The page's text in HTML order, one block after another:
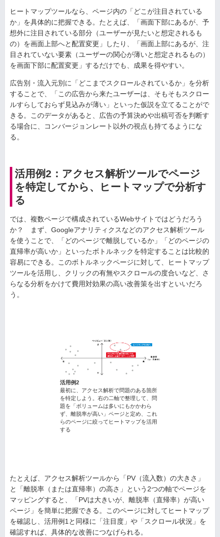
ヒートマップツールなら、ページ内の「どこが注目されている
か」を具体的に把握できる。たとえば、「画面下部にあるが、予
想外に注目されている部分（ユーザーが見たいと想定されるも
の）を画面上部へと配置変更」したり、「画面上部にあるが、注
目されていない要素（ユーザーの関心が薄いと想定されるもの）
を画面下部に配置変更」するだけでも、成果を得やすい。
広告別・流入元別に「どこまでスクロールされているか」を分析
することで、「この広告から来たユーザーは、そもそもスクロー
ルすらしておらず見込みが薄い」といった仮説を立てることがで
きる。このデータがあると、広告の予算決めや出稿可否を判断す
る場合に、コンバージョンレート以外の視点も持てるようにな
る。
活用例2：アクセス解析ツールでページ
を特定してから、ヒートマップで分析す
る
では、複数ページで構成されているWebサイトではどうだろう
か？ まず、Googleアナリティクスなどのアクセス解析ツール
を使うことで、「どのページで離脱しているか」「どのページの
直帰率が高いか」といったボトルネックを特定することは比較的
容易にできる。このボトルネックページに対して、ヒートマップ
ツールを活用し、クリックの有無やスクロールの度合いなど、さ
らなる分析をかけて費用対効果の高い改善策を出すといいだろ
う。
活用例2
最初に、アクセス解析で問題のある箇所
を特定しよう。右の二軸で整理して、問
題を「ボリュームは多いにもかかわら
ず、離脱率が高い」ページと定め、これ
らのページに絞ってヒートマップを活用
する
たとえば、アクセス解析ツールから「PV（流入数）の大きさ」
と「離脱率（または直帰率）の高さ」という2つの軸でページを
マッピングすると、「PVは大きいが、離脱率（直帰率）が高い
ページ」を簡単に把握できる。このページに対してヒートマップ
を確認し、活用例1と同様に「注目度」や「スクロール状況」を
確認すれば、具体的な改善につなげられる。